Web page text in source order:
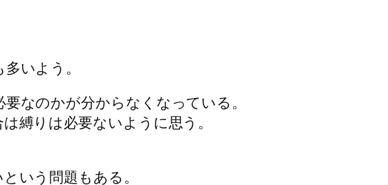
いよう。
なのかが分からなくなっている。
縛りは必要ないように思う。
いう問題もある。